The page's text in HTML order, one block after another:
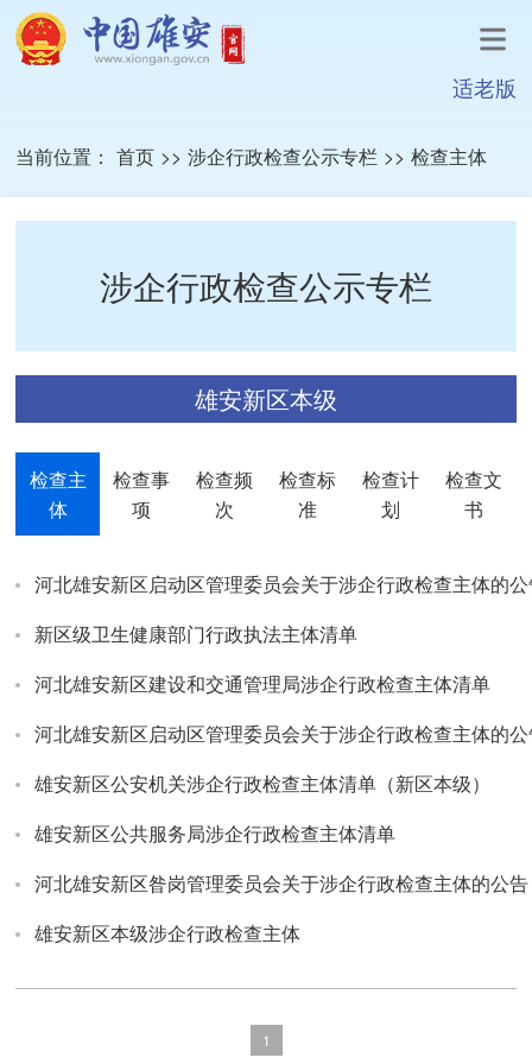
适老版
当前位置： 首页 >> 涉企行政检查公示专栏 >> 检查主体
涉企行政检查公示专栏
雄安新区本级
检查主
体
检查事
项
检查频
次
检查标
准
检查计
划
检查文
书
河北雄安新区启动区管理委员会关于涉企行政检查主体的
新区级卫生健康部门行政执法主体清单
河北雄安新区建设和交通管理局涉企行政检查主体清单
河北雄安新区启动区管理委员会关于涉企行政检查主体的
雄安新区公安机关涉企行政检查主体清单（新区本级）
雄安新区公共服务局涉企行政检查主体清单
河北雄安新区昝岗管理委员会关于涉企行政检查主体的公告
雄安新区本级涉企行政检查主体
1